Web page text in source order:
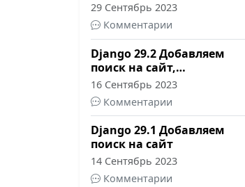
29 Сентябрь 2023
Комментарии
Django 29.2 Добавляем
поиск на сайт,
продолжение
16 Сентябрь 2023
Комментарии
Django 29.1 Добавляем
поиск на сайт
14 Сентябрь 2023
Комментарии